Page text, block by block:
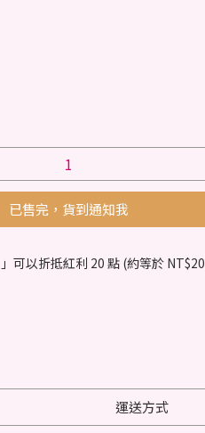
已售完，貨到通知我
可以折抵紅利 20 點 (約等於 NT$20
運送方式